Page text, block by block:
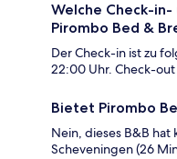
Welche Check-
Pirombo Bed &
Der Check-in ist zu
22:00 Uhr. Check-out
Bietet Pirombo
Nein, dieses B&B hat
Scheveningen (26